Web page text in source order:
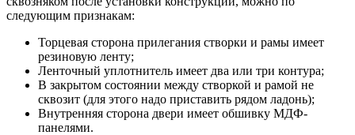
следующим признакам:
Торцевая сторона прилегания створки и рамы имеет
резиновую ленту;
Ленточный уплотнитель имеет два или три контура;
В закрытом состоянии между створкой и рамой не
сквозит (для этого надо приставить рядом ладонь);
Внутренняя сторона двери имеет обшивку МДФ-
панелями.